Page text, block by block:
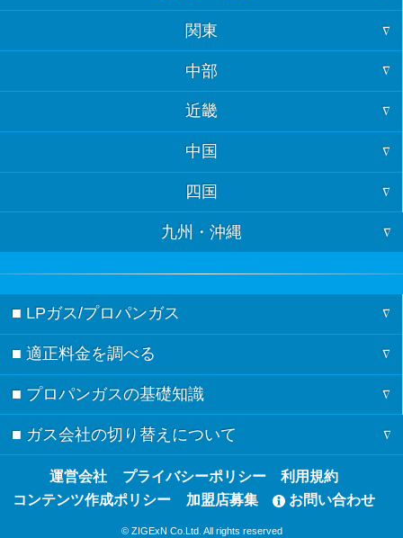
北海道
青森
岩手
宮城
秋田
山形
関東
東京
神奈川
埼玉
千葉
茨城
中部
福井
石川
富山
岐阜
長野
静岡
山梨
近畿
大阪
京都
兵庫
奈良
和歌山
中国
山口
島根
鳥取
四国
徳島
香川
九州・沖縄
福岡
熊本
大分
宮崎
鹿児島
■ LPガス/プロパンガス
ガスの記事一覧
節約術
ガスの基礎知識
ガス会社の契約・見積もり
■ 適正料金を調べる
料金シミュレーション
都道府県別の料金相場
■ プロパンガスの基礎知識
検針票の見方
都市ガスとプロパンガスの違い
■ ガス会社の切り替えについて
ガス会社の切り替え方
運営会社 プライバシーポリシー
利用規約
コンテンツ作成ポリシー
加盟店募集 お問い合わせ
© ZIGExN Co.Ltd. All rights reserved